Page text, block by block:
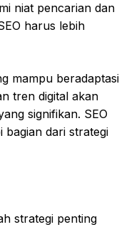
niat pencarian dan
harus lebih
mampu beradaptasi
tren digital akan
signifikan. SEO
bagian dari strategi
strategi penting